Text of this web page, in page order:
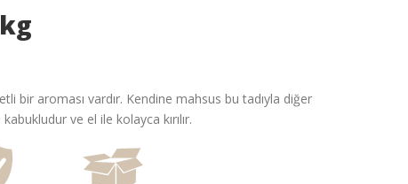
bir aroması vardır. Kendine mahsus bu tadıyla diğer
ve el ile kolayca kırılır.